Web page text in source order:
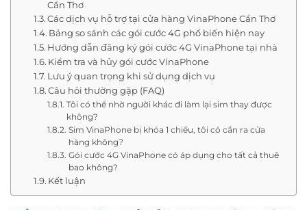
Cần Thơ
Các dịch vụ hỗ trợ tại cửa hàng VinaPhone Cần Thơ
Bảng so sánh các gói cước 4G phổ biến hiện nay
Hướng dẫn đăng ký gói cước 4G VinaPhone tại nhà
Kiểm tra và hủy gói cước VinaPhone
Lưu ý quan trọng khi sử dụng dịch vụ
Câu hỏi thường gặp (FAQ)
Tôi có thể nhờ người khác đi làm lại sim thay được
không?
Sim VinaPhone bị khóa 1 chiều, tôi có cần ra cửa
hàng không?
Gói cước 4G VinaPhone có áp dụng cho tất cả thuê
bao không?
Kết luận